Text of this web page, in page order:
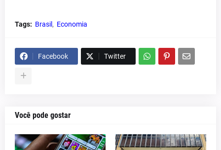
Tags: Brasil Economia
Facebook Twitter
Você pode gostar